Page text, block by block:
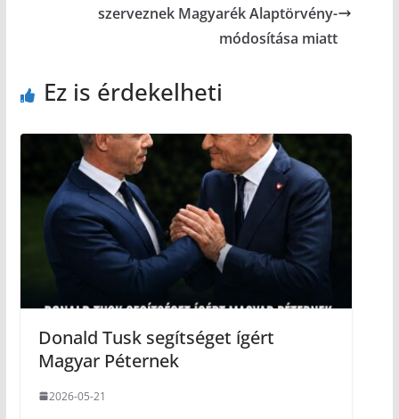
szerveznek Magyarék Alaptörvény-
módosítása miatt
Ez is érdekelheti
Donald Tusk segítséget ígért
Magyar Péternek
2026-05-21